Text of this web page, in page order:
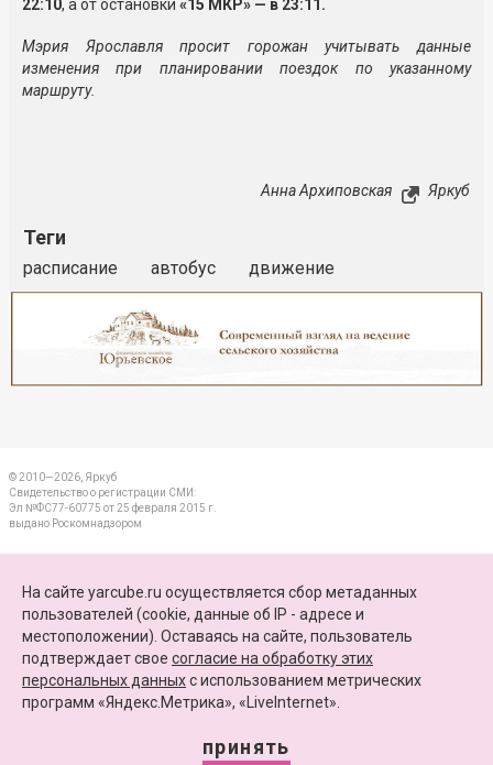
22:10, а от остановки «15 МКР» — в 23:11.
Мэрия Ярославля просит горожан учитывать данные
изменения при планировании поездок по указанному
маршруту.
Анна Архиповская Яркуб
Теги
расписание автобус движение
© 2010—2026, Яркуб
Свидетельство о регистрации СМИ:
Эл №ФС77-60775 от 25 февраля 2015 г.
выдано Роскомнадзором
ПАРТНЕРЫ
КАРТА САЙТА
+7 (4852) 64-15-52
Сайт функционирует при финансовой поддержке Министерства цифрового развития,
На сайте yarcube.ru осуществляется сбор метаданных
пользователей (cookie, данные об IP - адресе и
местоположении). Оставаясь на сайте, пользователь
подтверждает свое согласие на обработку этих
персональных данныхc использованием метрических
программ «Яндекс.Метрика», «LiveInternet».
принять